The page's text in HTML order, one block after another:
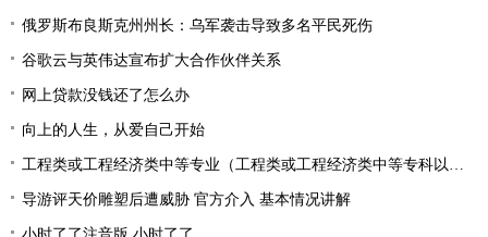
俄罗斯布良斯克州州长：乌军袭击导致多名平民死伤
谷歌云与英伟达宣布扩大合作伙伴关系
网上贷款没钱还了怎么办
向上的人生，从爱自己开始
工程类或工程经济类中等专业（工程类或工程经济类中等专科以上学历）
导游评天价雕塑后遭威胁 官方介入 基本情况讲解